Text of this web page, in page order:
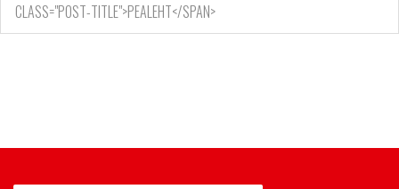
CLASS="POST-TITLE">PEALEHT</SPAN>